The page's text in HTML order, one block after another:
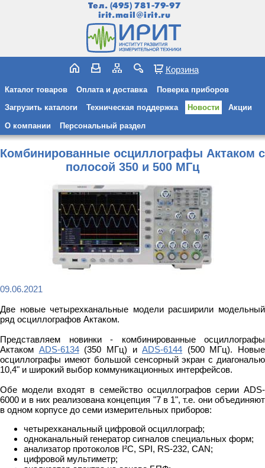
Тел. (495) 781-79-97
irit.mail@irit.ru
Корзина
Каталог товаров Оплата и доставка Поверка приборов
Загрузить каталоги Техническая поддержка Новости Акции
О компании Персональный раздел
Комбинированные осциллографы Актаком с
полосой 350 и 500 МГц
09.06.2021
Две новые четырехканальные модели расширили модельный
ряд осциллографов Актаком.
Представляем новинки - комбинированные осциллографы
Актаком ADS-6134(350 МГц) иADS-6144 (500 МГц). Новые
осциллографы имеют большой сенсорный экран с диагональю
10,4" и широкий выбор коммуникационных интерфейсов.
Обе модели входят в семейство осциллографов серии ADS-
6000 и в них реализована концепция "7 в 1", т.е. они объединяют
в одном корпусе до семи измерительных приборов:
четырехканальный цифровой осциллограф;
одноканальный генератор сигналов специальных форм;
анализатор протоколов I²C, SPI, RS-232, CAN;
цифровой мультиметр;